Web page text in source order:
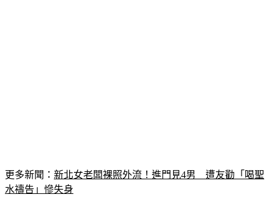
更多新聞：新北女老闆裸照外流！進門見4男　遭友勸「喝聖